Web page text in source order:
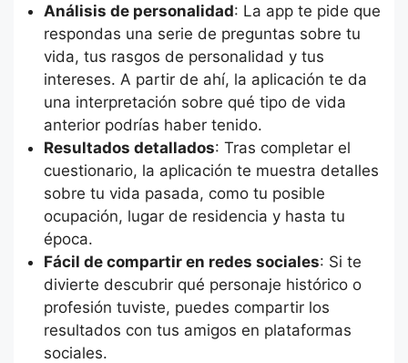
Análisis de personalidad: La app te pide que
respondas una serie de preguntas sobre tu
vida, tus rasgos de personalidad y tus
intereses. A partir de ahí, la aplicación te da
una interpretación sobre qué tipo de vida
anterior podrías haber tenido.
Resultados detallados: Tras completar el
cuestionario, la aplicación te muestra detalles
sobre tu vida pasada, como tu posible
ocupación, lugar de residencia y hasta tu
época.
Fácil de compartir en redes sociales: Si te
divierte descubrir qué personaje histórico o
profesión tuviste, puedes compartir los
resultados con tus amigos en plataformas
sociales.